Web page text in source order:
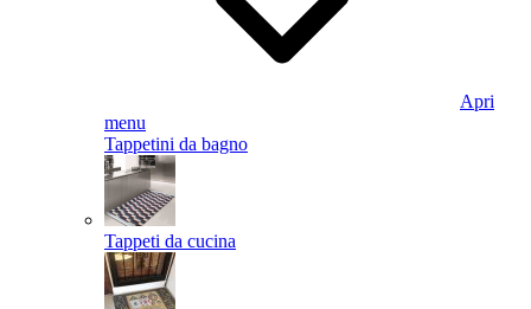
Apri
menu
Tappetini da bagno
Tappeti da cucina